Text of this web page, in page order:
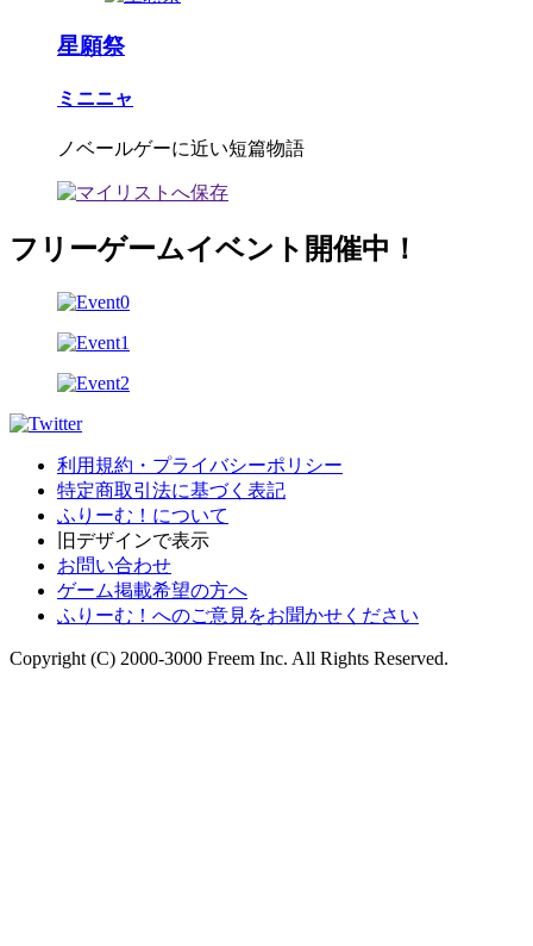
星願祭
ミニニャ
ノベールゲーに近い短篇物語
フリーゲームイベント開催中！
利用規約・プライバシーポリシー
特定商取引法に基づく表記
ふりーむ！について
旧デザインで表示
お問い合わせ
ゲーム掲載希望の方へ
ふりーむ！へのご意見をお聞かせください
Copyright (C) 2000-3000 Freem Inc. All Rights Reserved.